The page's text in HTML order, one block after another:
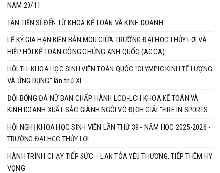
NAM 20/11
TÂN TIẾN SĨ ĐẾN TỪ KHOA KẾ TOÁN VÀ KINH DOANH
LỄ KÝ GIA HẠN BIÊN BẢN MOU GIỮA TRƯỜNG ĐẠI HỌC THỦY LỢI VÀ
HIỆP HỘI KẾ TOÁN CÔNG CHỨNG ANH QUỐC (ACCA)
HỘI THI KHOA HỌC SINH VIÊN TOÀN QUỐC "OLYMPIC KINH TẾ LƯỢNG
VÀ ỨNG DỤNG" lần thứ XI
ĐỘI BÓNG ĐÁ NỮ BAN CHẤP HÀNH LCĐ-LCH KHOA KẾ TOÁN VÀ
KINH DOANH XUẤT SẮC GIÀNH NGÔI VÔ ĐỊCH GIẢI "FIRE IN SPORTS
2025"
HỘI NGHỊ KHOA HỌC SINH VIÊN LẦN THỨ 39 - NĂM HỌC 2025-2026 -
TRƯỜNG ĐẠI HỌC THỦY LỢI ​​​​​​​
HÀNH TRÌNH CHẠY TIẾP SỨC – LAN TỎA YÊU THƯƠNG, TIẾP THÊM HY
VỌNG